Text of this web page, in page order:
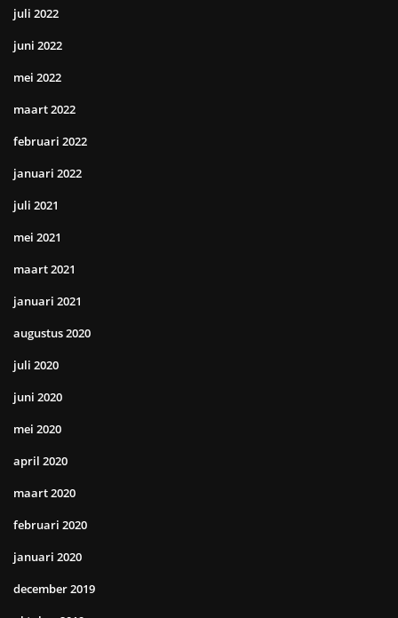
juli 2022
juni 2022
mei 2022
maart 2022
februari 2022
januari 2022
juli 2021
mei 2021
maart 2021
januari 2021
augustus 2020
juli 2020
juni 2020
mei 2020
april 2020
maart 2020
februari 2020
januari 2020
december 2019